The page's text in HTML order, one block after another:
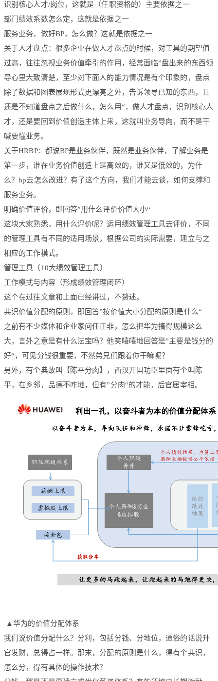
识别核心人才/岗位，这就是（任职资格的）主要依据之一
部门绩效系数怎么定，这就是依据之一
服务业务，做好BP，怎么做？这就是依据之一
关于人才盘点：很多企业在做人才盘点的时候，对工具的期望值
过高，往往忽视业务价值牵引的作用，经常面临”盘出来的东西领
导心里大致清楚，至少对下面人的能力情况是有个印象的，盘点
除了数据和图表展现形式更漂亮之外，告诉领导已知的东西，且
还是不知道盘点之后做什么，怎么用“，做人才盘点，识别核心人
才，还是要回到价值创造主体上来，这就叫业务导向，而不是干
喊要懂业务。
关于HRBP：都说BP是业务伙伴，既然是业务伙伴，了解业务是
第一步，谁在业务价值创造上是高效的，谁又是低效的，为什
么？bp去怎么改进？有了这个方向，我们才能去谈，如何支撑和
服务业务。
明确价值评价，即回答”用什么评价价值大小“
这块大家熟悉，用什么评价呢？运用绩效管理工具去评价，不同
的管理工具有不同的适用场景，根据公司的实际需要，建立与之
相应的工作模式。
管理工具（10大绩效管理工具）
工作模式与内容（形成绩效管理闭环）
这个在过往文章和上面已经讲过，不赘述。
共识价值分配的原则，即回答”按价值大小分配的原则是什么“
之前有不少媒体和企业家问任正非，怎么把华为搞得规模这么
大，言外之意是有什么法宝吗？他笑嘻嘻地回答是”主要是钱分的
好“，可见分钱很重要，不然弟兄们跟着你干嘛呢？
另外，有个典故叫【陈平分肉】，西汉开国功臣里面有个叫陈
平，在乡邻，品德不咋地，但有”分肉“的才能，后官居宰相。
▲华为的价值分配体系
我们说价值分配什么？分利，包括分钱、分地位，通俗的话说升
官发财，总得占一样。那末，分配的原则是什么，得有个共识，
怎么分，得有具体的操作技术？